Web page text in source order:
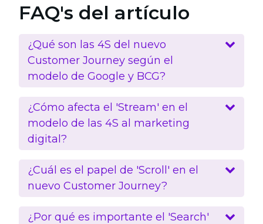
FAQ's del artículo
¿Qué son las 4S del nuevo
Customer Journey según el
modelo de Google y BCG?
¿Cómo afecta el 'Stream' en el
modelo de las 4S al marketing
digital?
¿Cuál es el papel de 'Scroll' en el
nuevo Customer Journey?
¿Por qué es importante el 'Search'